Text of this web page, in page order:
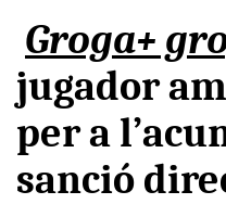
Groga+
jugador
per a
sanció